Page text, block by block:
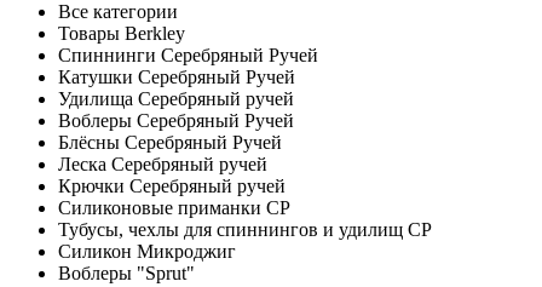
Все категории
Товары Berkley
Спиннинги Серебряный Ручей
Катушки Серебряный Ручей
Удилища Серебряный ручей
Воблеры Серебряный Ручей
Блёсны Серебряный Ручей
Леска Серебряный ручей
Крючки Серебряный ручей
Силиконовые приманки СР
Тубусы, чехлы для спиннингов и удилищ СР
Силикон Микроджиг
Воблеры "Sprut"